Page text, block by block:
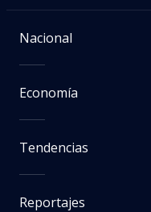
Nacional
Economía
Tendencias
Reportajes